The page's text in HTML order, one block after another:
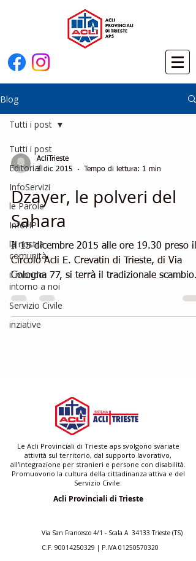
Blog
Tutti i post
Editoriali
InfoServizi
le Parole
InfoHP
la nostra
comunità
il mondo
intorno a noi
Servizio Civile
inziative
Tutti i post
AcliTrieste
3 dic 2015
Tempo di lettura: 1 min
Dzayer, le polveri del
Sahara
Il 15 dicembre 2015 alle ore 19.30 preso il
Circolo Acli E. Crevatin di Trieste, di Via
Cologna 77, si terrà il tradizionale scambio
di...
Le Acli Provinciali di Trieste aps svolgono svariate
attività sul territorio, dal supporto lavorativo,
all'integrazione per stranieri e persone con disabilità.
Promuovono la cultura della cittadinanza attiva e del
Servizio Civile.
Acli Provinciali di Trieste
Via San Francesco 4/1 - Scala A 34133 Trieste (TS)
C.F. 90014250329 | P.IVA01250570320